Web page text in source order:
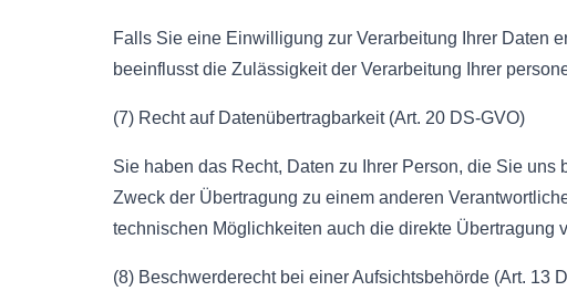
Falls Sie eine Einwilligung zur Verarbeitung Ihrer Daten
beeinflusst die Zulässigkeit der Verarbeitung Ihrer
(7) Recht auf Datenübertragbarkeit (Art. 20 DS-GVO)
Sie haben das Recht, Daten zu Ihrer Person, die Sie
Zweck der Übertragung zu einem anderen
technischen Möglichkeiten auch die direkte Übertragung
(8) Beschwerderecht bei einer Aufsichtsbehörde (Art. 13